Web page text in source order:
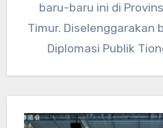
baru-baru ini di
Timur. Diselenggarakan
Diplomasi Publik